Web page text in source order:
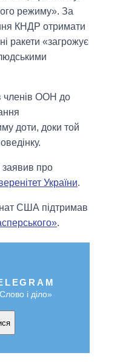
режиму». За
КНДР отримати
ракети «загрожує
членів ООН до
доти, доки той
про
України.
США підтримав
.
і діло»